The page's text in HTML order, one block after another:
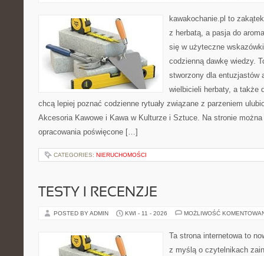
kawakochanie.pl to
z herbatą, a pasja do
się w użyteczne
codzienną dawkę wiedzy.
stworzony dla entuzjastów
wielbicieli herbaty, a także
chcą lepiej poznać codzienne rytuały związane z parzeniem
Akcesoria Kawowe i Kawa w Kulturze i Sztuce. Na stronie można
opracowania poświęcone […]
CATEGORIES: NIERUCHOMOŚCI
TESTY I RECENZJE
POSTED BY ADMIN KWI - 11 - 2026 MOŻLIWOŚĆ
Ta strona internetowa to
z myślą o czytelnikach